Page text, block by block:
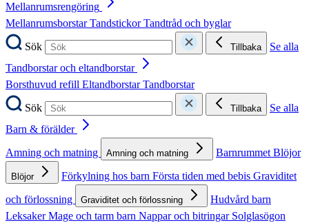
Mellanrumsrengöring
MellanrumsborstarTandstickorTandtråd och byglar
Sök
Tillbaka
Se alla
Tandborstar och eltandborstar
Borsthuvud refill EltandborstarTandborstar
Sök
Tillbaka
Se alla
Barn & förälder
Amning och matning
Amning och matning BarnrummetBlöjor
Blöjor Förkylning hos barn Första tiden med bebis Graviditet
och förlossning
Graviditet och förlossning
Hudvård barn
LeksakerMage och tarm barn Nappar och bitringar Solglasögon